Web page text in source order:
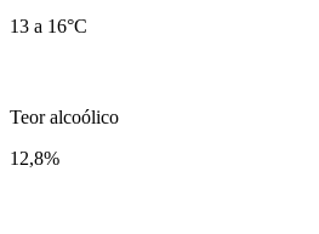
13 a 16°C
Teor alcoólico
12,8%